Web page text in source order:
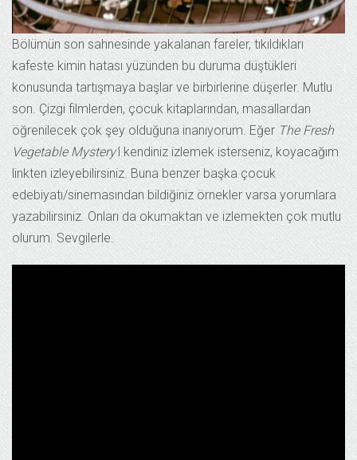
Bölümün son sahnesinde yakalanan fareler, tıkıldıkları
kafeste kimin hatası yüzünden bu duruma düştükleri
konusunda tartışmaya başlar ve birbirlerine düşerler. Mutlu
son. Çizgi filmlerden, çocuk kitaplarından, masallardan
öğrenilecek çok şey olduğuna inanıyorum. Eğer The Fresh
Vegetable Mystery’i kendiniz izlemek isterseniz, koyacağım
linkten izleyebilirsiniz. Buna benzer başka çocuk
edebiyatı/sinemasından bildiğiniz örnekler varsa yorumlara
yazabilirsiniz. Onları da okumaktan ve izlemekten çok mutlu
olurum. Sevgilerle.